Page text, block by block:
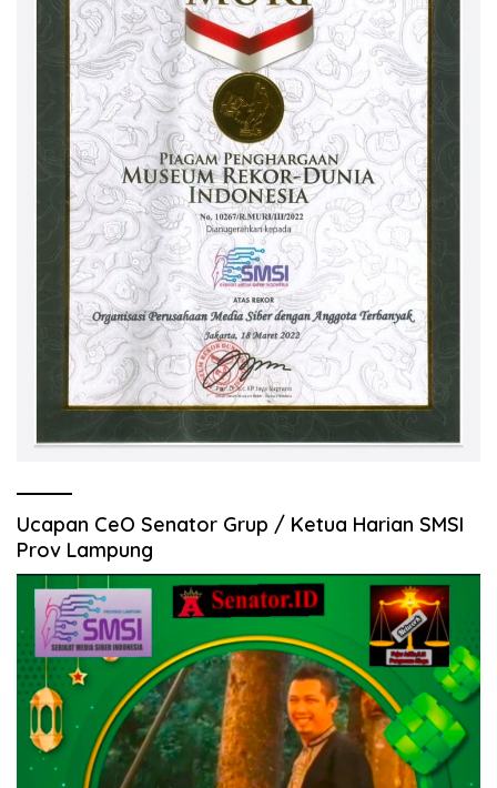
Ucapan CeO Senator Grup / Ketua Harian SMSI
Prov Lampung